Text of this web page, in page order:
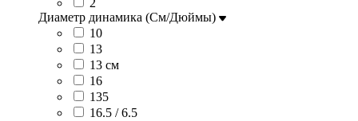
2
Диаметр динамика (См/Дюймы)
10
13
13 см
16
135
16.5 / 6.5